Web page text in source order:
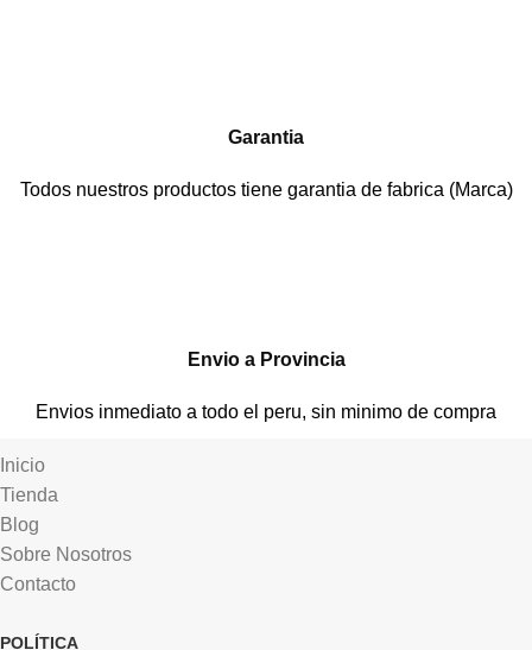
Garantia
Todos nuestros productos tiene garantia de fabrica (Marca)
Envio a Provincia
Envios inmediato a todo el peru, sin minimo de compra
Inicio
Tienda
Blog
Sobre Nosotros
Contacto
POLÍTICA